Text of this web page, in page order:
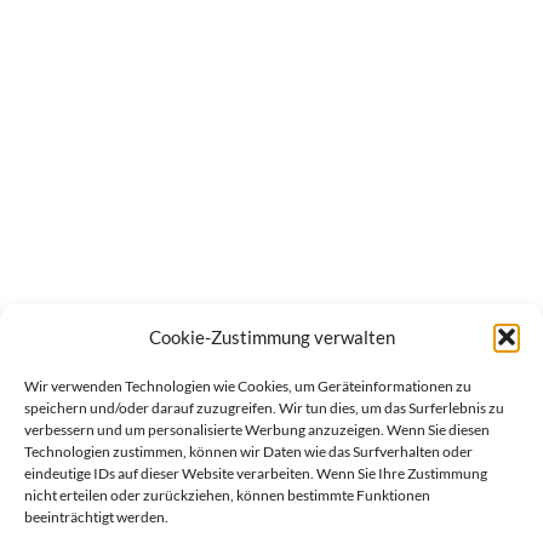
Cookie-Zustimmung verwalten
Wir verwenden Technologien wie Cookies, um Geräteinformationen zu
speichern und/oder darauf zuzugreifen. Wir tun dies, um das Surferlebnis zu
verbessern und um personalisierte Werbung anzuzeigen. Wenn Sie diesen
Technologien zustimmen, können wir Daten wie das Surfverhalten oder
eindeutige IDs auf dieser Website verarbeiten. Wenn Sie Ihre Zustimmung
nicht erteilen oder zurückziehen, können bestimmte Funktionen
beeinträchtigt werden.